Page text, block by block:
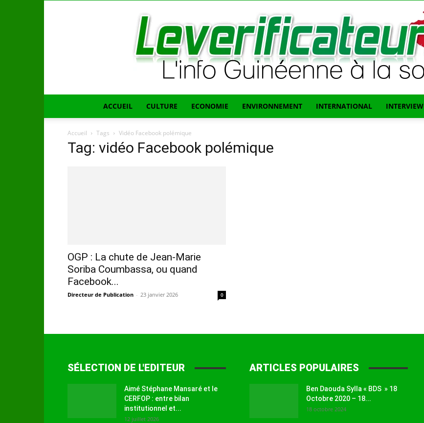
ACCUEIL CULTURE ECONOMIE ENVIRONNEMENT INTERNATIONAL INTERVIEW
Accueil Tags Vidéo Facebook polémique
Tag: vidéo Facebook polémique
OGP : La chute de Jean-Marie
Soriba Coumbassa, ou quand
Facebook...
Directeur de Publication - 23 janvier 2026 0
SÉLECTION DE L'EDITEUR
Aimé Stéphane Mansaré et le
CERFOP : entre bilan
institutionnel et...
12 juillet 2026
ARTICLES POPULAIRES
Ben Daouda Sylla « BDS » 18
Octobre 2020 – 18...
18 octobre 2024